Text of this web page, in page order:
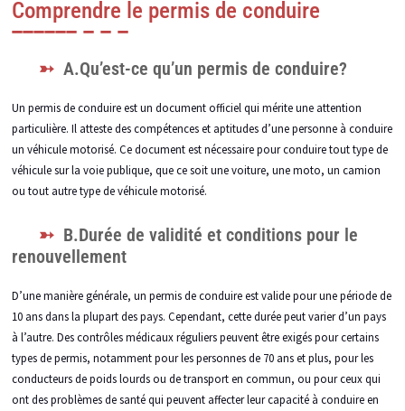
Comprendre le permis de conduire
A.Qu’est-ce qu’un permis de conduire?
Un permis de conduire est un document officiel qui mérite une attention
particulière. Il atteste des compétences et aptitudes d’une personne à conduire
un véhicule motorisé. Ce document est nécessaire pour conduire tout type de
véhicule sur la voie publique, que ce soit une voiture, une moto, un camion
ou tout autre type de véhicule motorisé.
B.Durée de validité et conditions pour le
renouvellement
D’une manière générale, un permis de conduire est valide pour une période de
10 ans dans la plupart des pays. Cependant, cette durée peut varier d’un pays
à l’autre. Des contrôles médicaux réguliers peuvent être exigés pour certains
types de permis, notamment pour les personnes de 70 ans et plus, pour les
conducteurs de poids lourds ou de transport en commun, ou pour ceux qui
ont des problèmes de santé qui peuvent affecter leur capacité à conduire en